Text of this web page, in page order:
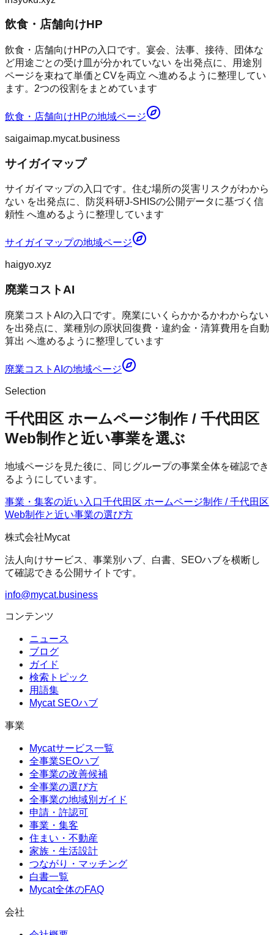
飲食・店舗向けHP
飲食・店舗向けHPの入口です。宴会、法事、接待、団体な
ど用途ごとの受け皿が分かれていない を出発点に、用途別
ページを束ねて単価とCVを両立 へ進めるように整理してい
ます。2つの役割をまとめています
飲食・店舗向けHPの地域ページ
saigaimap.mycat.business
サイガイマップ
サイガイマップの入口です。住む場所の災害リスクがわから
ない を出発点に、防災科研J-SHISの公開データに基づく信
頼性 へ進めるように整理しています
サイガイマップの地域ページ
haigyo.xyz
廃業コストAI
廃業コストAIの入口です。廃業にいくらかかるかわからない
を出発点に、業種別の原状回復費・違約金・清算費用を自動
算出 へ進めるように整理しています
廃業コストAI の地域ページ
Selection
千代田区 ホームページ制作 / 千代田区
Web制作と近い事業を選ぶ
地域ページを見た後に、同じグループの事業全体を確認でき
るようにしています。
事業・集客の近い入口千代田区 ホームページ制作 / 千代田区
Web制作と近い事業の選び方
株式会社Mycat
法人向けサービス、事業別ハブ、白書、SEOハブを横断し
て確認できる公開サイトです。
info@mycat.business
コンテンツ
ニュース
ブログ
ガイド
検索トピック
用語集
Mycat SEOハブ
事業
Mycatサービス一覧
全事業SEOハブ
全事業の改善候補
全事業の選び方
全事業の地域別ガイド
申請・許認可
事業・集客
住まい・不動産
家族・生活設計
つながり・マッチング
白書一覧
Mycat全体のFAQ
会社